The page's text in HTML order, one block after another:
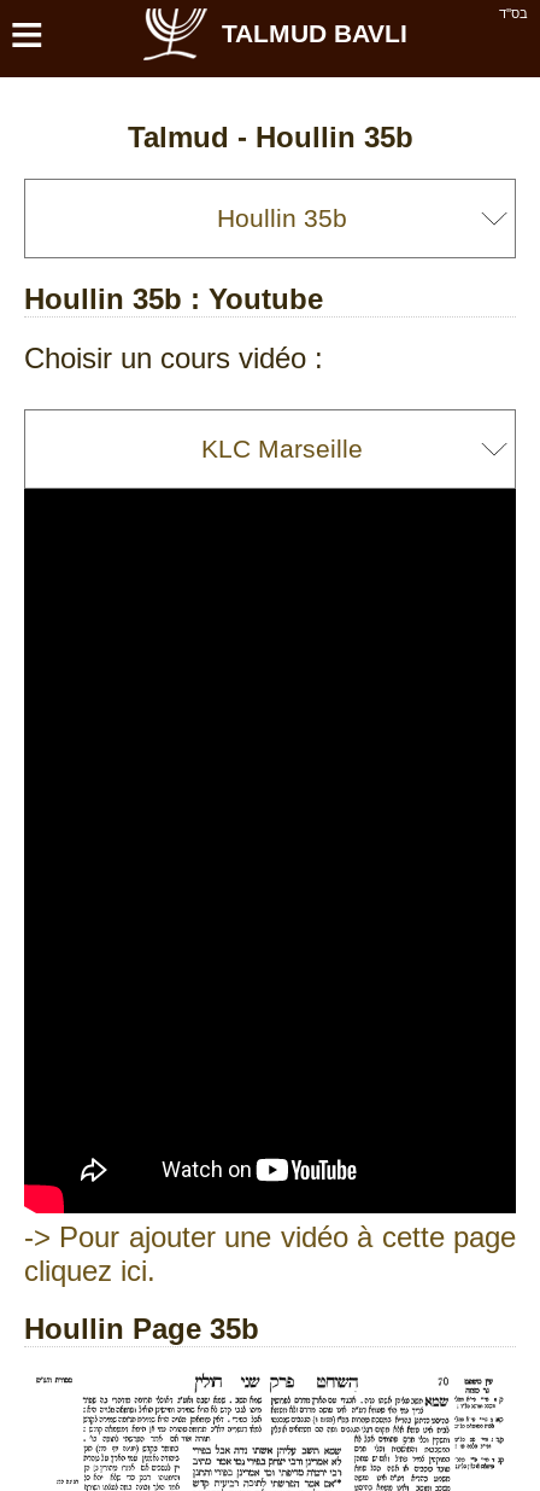
בס''ד ≡ TALMUD BAVLI
Talmud - Houllin 35b
Houllin 35b : Youtube
Choisir un cours vidéo :
-> Pour ajouter une vidéo à cette page
cliquez ici.
Houllin Page 35b